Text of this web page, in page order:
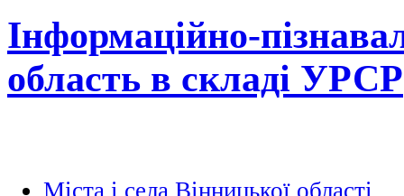
Інформаційно-
область в складі УРСР